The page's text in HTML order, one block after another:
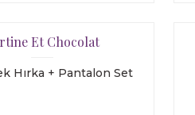
Et Chocolat
Hırka + Pantalon Set